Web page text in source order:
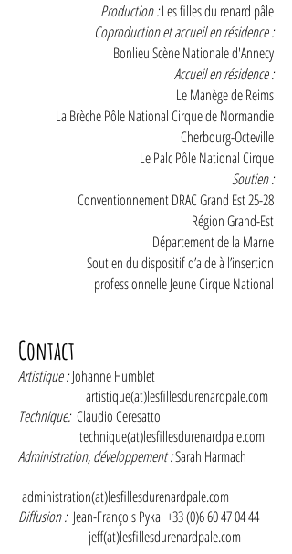
Production :Les filles du renard pâle
Coproduction et accueil en résidence :
Bonlieu Scène Nationale d'Annecy
Accueil en résidence :
Le Manège de Reims
La Brèche Pôle National Cirque de Normandie
Cherbourg-Octeville
Le Palc Pôle National Cirque
Soutien :
Conventionnement DRAC Grand Est 25-28
Région Grand-Est
Département de la Marne
Soutien du dispositif d’aide à l’insertion
professionnelle Jeune Cirque National
Contact
Artistique :Johanne Humblet
artistique(at)lesfillesdurenardpale.com
Technique:Claudio Ceresatto
technique(at)lesfillesdurenardpale.com
Administration, développement :Sarah Harmach
administration(at)lesfillesdurenardpale.com
Diffusion :Jean-François Pyka +33 (0)6 60 47 04 44
jeff(at)lesfillesdurenardpale.com